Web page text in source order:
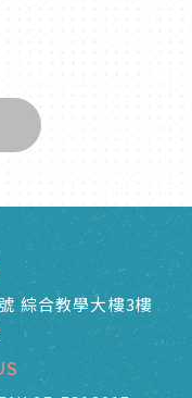
綜合教學大樓3樓